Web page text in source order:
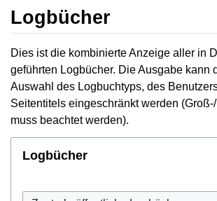
Logbücher
Wechseln zu:Navigation,Suche
Dies ist die kombinierte Anzeige aller in
geführten Logbücher. Die Ausgabe kann
Auswahl des Logbuchtyps, des
Seitentitels eingeschränkt werden
muss beachtet werden).
Logbücher